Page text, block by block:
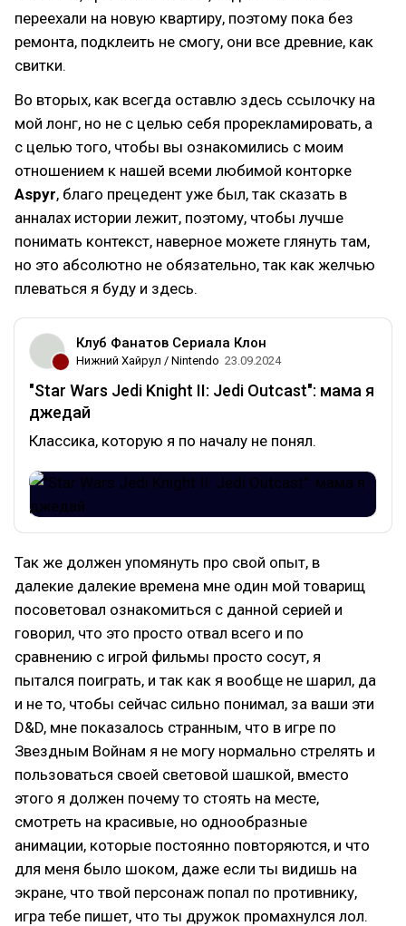
переехали на новую квартиру, поэтому пока без
ремонта, подклеить не смогу, они все древние, как
свитки.
Во вторых, как всегда оставлю здесь ссылочку на
мой лонг, но не с целью себя прорекламировать, а
с целью того, чтобы вы ознакомились с моим
отношением к нашей всеми любимой конторке
Aspyr, благо прецедент уже был, так сказать в
анналах истории лежит, поэтому, чтобы лучше
понимать контекст, наверное можете глянуть там,
но это абсолютно не обязательно, так как желчью
плеваться я буду и здесь.
Клуб Фанатов Сериала Клон
Нижний Хайрул / Nintendo 23.09.2024
"Star Wars Jedi Knight II: Jedi Outcast": мама я
джедай
Классика, которую я по началу не понял.
Так же должен упомянуть про свой опыт, в
далекие далекие времена мне один мой товарищ
посоветовал ознакомиться с данной серией и
говорил, что это просто отвал всего и по
сравнению с игрой фильмы просто сосут, я
пытался поиграть, и так как я вообще не шарил, да
и не то, чтобы сейчас сильно понимал, за ваши эти
D&D, мне показалось странным, что в игре по
Звездным Войнам я не могу нормально стрелять и
пользоваться своей световой шашкой, вместо
этого я должен почему то стоять на месте,
смотреть на красивые, но однообразные
анимации, которые постоянно повторяются, и что
для меня было шоком, даже если ты видишь на
экране, что твой персонаж попал по противнику,
игра тебе пишет, что ты дружок промахнулся лол.